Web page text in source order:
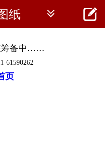
 首页
纸  
筹备中……
61590262
页